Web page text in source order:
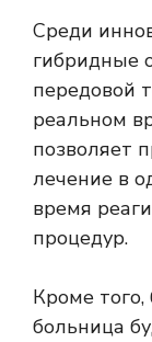
Среди
гибридные
передовой
реальном
позволяет
лечение в
время
процедур.
Кроме
больница